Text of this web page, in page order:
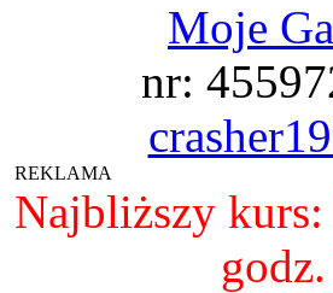
Moje
nr:
REKLAMA
Najbliższy